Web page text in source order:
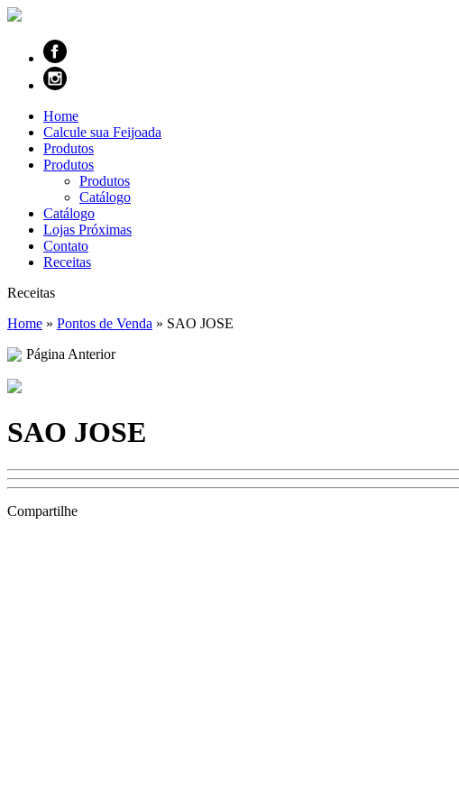
Home
Calcule sua Feijoada
Produtos
Produtos
Produtos
Catálogo
Catálogo
Lojas Próximas
Contato
Receitas
Receitas
Home » Pontos de Venda » SAO JOSE
Página Anterior
SAO JOSE
Compartilhe